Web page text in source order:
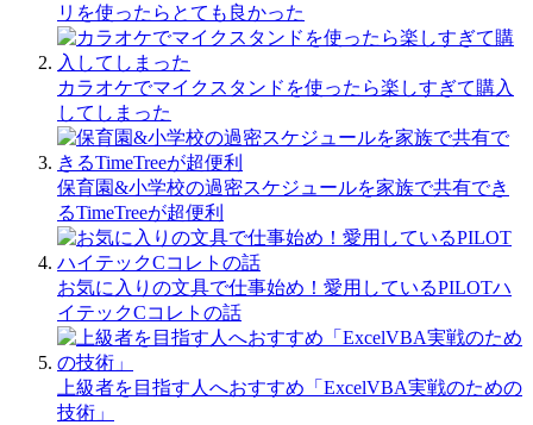
リを使ったらとても良かった
カラオケでマイクスタンドを使ったら楽しすぎて購入
してしまった
保育園&小学校の過密スケジュールを家族で共有でき
るTimeTreeが超便利
お気に入りの文具で仕事始め！愛用しているPILOTハ
イテックCコレトの話
上級者を目指す人へおすすめ「ExcelVBA実戦のための
技術」